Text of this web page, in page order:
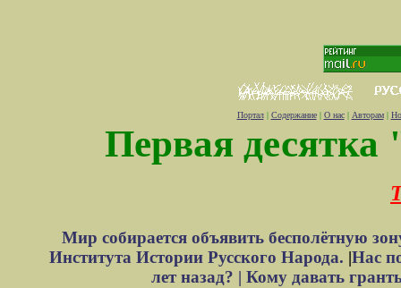
Портал| Содержание| О нас| Авторам|
Первая десятка
Мир собирается объявить бесполётную
Института Истории Русского Народа. |Нас
лет назад? | Кому давать